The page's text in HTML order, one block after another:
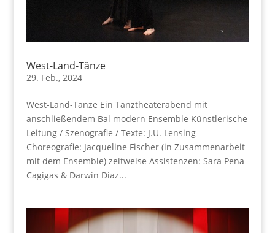
West-Land-Tänze
29. Feb., 2024
West-Land-Tänze Ein Tanztheaterabend mit
anschließendem Bal modern Ensemble Künstlerische
Leitung / Szenografie / Texte: J.U. Lensing
Choreografie: Jacqueline Fischer (in Zusammenarbeit
mit dem Ensemble) zeitweise Assistenzen: Sara Pena
Cagigas & Darwin Diaz...